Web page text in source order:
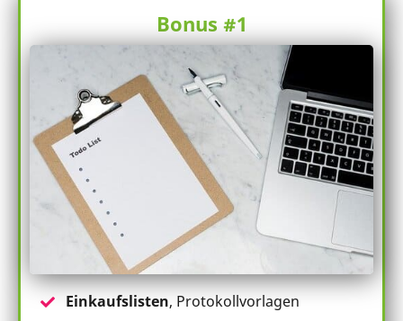
Bonus #1
Einkaufslisten, Protokollvorlagen